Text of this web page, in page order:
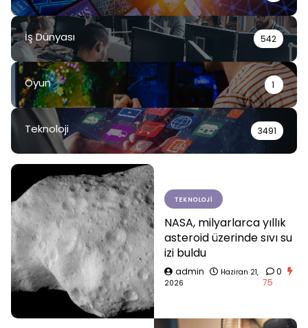
İş Dünyası 542
Oyun 1
Teknoloji 3491
TEKNOLOJI
NASA, milyarlarca yıllık
asteroid üzerinde sıvı su
izi buldu
admin
Haziran 21,
2026
0
75